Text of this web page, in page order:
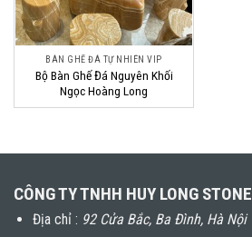
BÀN GHẾ ĐÁ TỰ NHIÊN VIP
Bộ Bàn Ghế Đá Nguyên Khối
Ngọc Hoàng Long
CÔNG TY TNHH HUY LONG STONE
Địa chỉ : 92 Cửa Bắc, Ba Đình, Hà Nội